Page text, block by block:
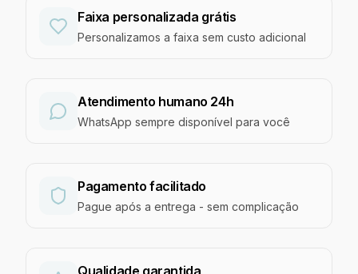
Faixa personalizada grátis
Personalizamos a faixa sem custo adicional
Atendimento humano 24h
WhatsApp sempre disponível para você
Pagamento facilitado
Pague após a entrega - sem complicação
Qualidade garantida